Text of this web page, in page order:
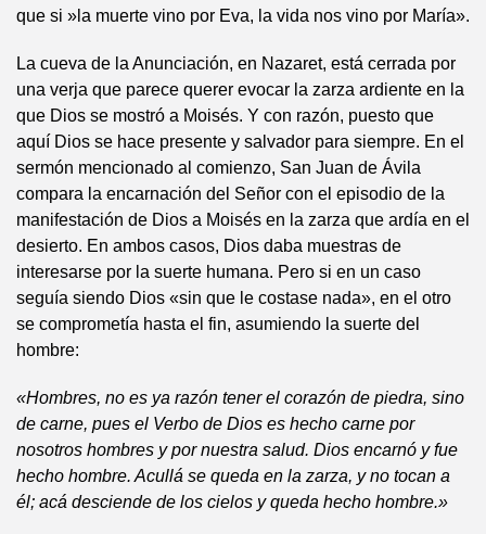
que si »la muerte vino por Eva, la vida nos vino por María».
La cueva de la Anunciación, en Nazaret, está cerrada por
una verja que parece querer evocar la zarza ardiente en la
que Dios se mostró a Moisés. Y con razón, puesto que
aquí Dios se hace presente y salvador para siempre. En el
sermón mencionado al comienzo, San Juan de Ávila
compara la encarnación del Señor con el episodio de la
manifestación de Dios a Moisés en la zarza que ardía en el
desierto. En ambos casos, Dios daba muestras de
interesarse por la suerte humana. Pero si en un caso
seguía siendo Dios «sin que le costase nada», en el otro
se comprometía hasta el fin, asumiendo la suerte del
hombre:
«Hombres, no es ya razón tener el corazón de piedra, sino
de carne, pues el Verbo de Dios es hecho carne por
nosotros hombres y por nuestra salud. Dios encarnó y fue
hecho hombre. Acullá se queda en la zarza, y no tocan a
él; acá desciende de los cielos y queda hecho hombre.»